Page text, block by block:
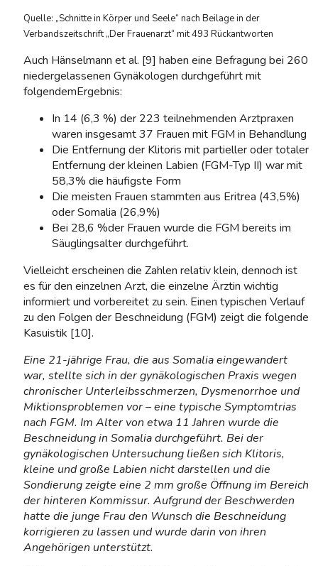
Quelle: „Schnitte in Körper und Seele“ nach Beilage in der
Verbandszeitschrift„Der Frauenarzt“ mit 493 Rückantworten
Auch Hänselmann et al. [9] haben eine Befragung bei 260
niedergelassenen Gynäkologen durchgeführt mit
folgendemErgebnis:
In 14 (6,3 %) der 223 teilnehmenden Arztpraxen
waren insgesamt 37 Frauen mit FGM in Behandlung
Die Entfernung der Klitoris mit partieller oder totaler
Entfernung der kleinen Labien (FGM-Typ II) war mit
58,3% die häufigste Form
Die meisten Frauen stammten aus Eritrea (43,5%)
oder Somalia (26,9%)
Bei 28,6 %der Frauen wurde die FGM bereits im
Säuglingsalter durchgeführt.
Vielleicht erscheinen die Zahlen relativ klein, dennoch ist
es für den einzelnen Arzt, die einzelne Ärztin wichtig
informiert und vorbereitet zu sein. Einen typischen Verlauf
zu den Folgen der Beschneidung (FGM) zeigt die folgende
Kasuistik [10].
Eine 21-jährige Frau, die aus Somalia eingewandert
war, stellte sich in der gynäkologischen Praxis wegen
chronischer Unterleibsschmerzen, Dysmenorrhoe und
Miktionsproblemen vor – eine typische Symptomtrias
nach FGM. Im Alter von etwa 11 Jahren wurde die
Beschneidung in Somalia durchgeführt. Bei der
gynäkologischen Untersuchung ließen sich Klitoris,
kleine und große Labien nicht darstellen und die
Sondierung zeigte eine 2 mm große Öffnung im Bereich
der hinteren Kommissur. Aufgrund der Beschwerden
hatte die junge Frau den Wunsch die Beschneidung
korrigieren zu lassen und wurde darin von ihren
Angehörigen unterstützt.